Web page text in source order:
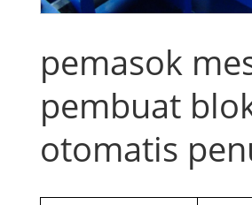
pemasok
pembuat
otomatis